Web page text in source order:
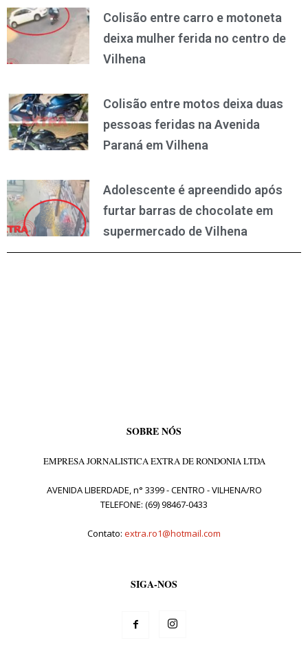
Colisão entre carro e motoneta
deixa mulher ferida no centro de
Vilhena
Colisão entre motos deixa duas
pessoas feridas na Avenida
Paraná em Vilhena
Adolescente é apreendido após
furtar barras de chocolate em
supermercado de Vilhena
SOBRE NÓS
EMPRESA JORNALISTICA EXTRA DE RONDONIA LTDA
AVENIDA LIBERDADE, n° 3399 - CENTRO - VILHENA/RO
TELEFONE: (69) 98467-0433
Contato: extra.ro1@hotmail.com
SIGA-NOS